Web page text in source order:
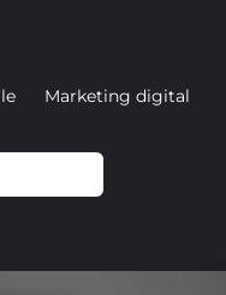
Marketing digital